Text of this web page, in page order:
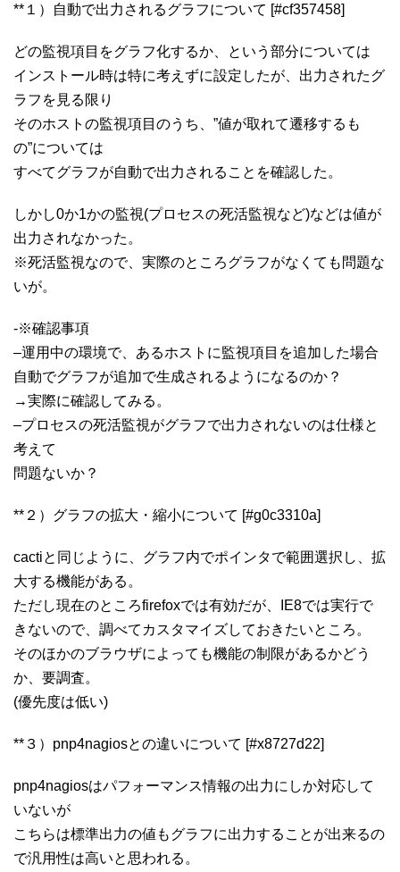
**１）自動で出力されるグラフについて [#cf357458]
どの監視項目をグラフ化するか、という部分については
インストール時は特に考えずに設定したが、出力されたグ
ラフを見る限り
そのホストの監視項目のうち、”値が取れて遷移するも
の”については
すべてグラフが自動で出力されることを確認した。
しかし0か1かの監視(プロセスの死活監視など)などは値が
出力されなかった。
※死活監視なので、実際のところグラフがなくても問題な
いが。
-※確認事項
–運用中の環境で、あるホストに監視項目を追加した場合
自動でグラフが追加で生成されるようになるのか？
→実際に確認してみる。
–プロセスの死活監視がグラフで出力されないのは仕様と
考えて
問題ないか？
**２）グラフの拡大・縮小について [#g0c3310a]
cactiと同じように、グラフ内でポインタで範囲選択し、拡
大する機能がある。
ただし現在のところfirefoxでは有効だが、IE8では実行で
きないので、調べてカスタマイズしておきたいところ。
そのほかのブラウザによっても機能の制限があるかどう
か、要調査。
(優先度は低い)
**３）pnp4nagiosとの違いについて [#x8727d22]
pnp4nagiosはパフォーマンス情報の出力にしか対応して
いないが
こちらは標準出力の値もグラフに出力することが出来るの
で汎用性は高いと思われる。